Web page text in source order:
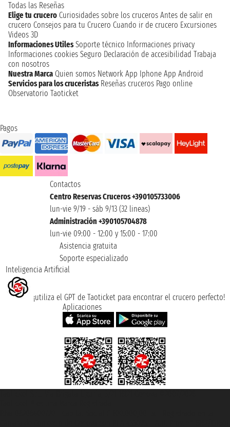
Todas las Reseñas
Elige tu crucero Curiosidades sobre los cruceros Antes de salir en
crucero Consejos para tu Crucero Cuando ir de crucero Excursiones
Videos 3D
Informaciones Utiles Soporte técnico Informaciones privacy
Informaciones cookies Seguro Declaración de accesibilidad Trabaja
con nosotros
Nuestra Marca Quien somos Network App Iphone App Android
Servicios para los cruceristas Reseñas cruceros Pago online
Observatorio Taoticket
Pagos
Contactos
Centro Reservas Cruceros +390105733006
lun-vie 9/19 - sáb 9/13 (32 lineas)
Administración +390105704878
lun-vie 09:00 - 12:00 y 15:00 - 17:00
Asistencia gratuita
Soporte especializado
Inteligencia Artificial
¡utiliza el GPT de Taoticket para encontrar el crucero perfecto!
Aplicaciones